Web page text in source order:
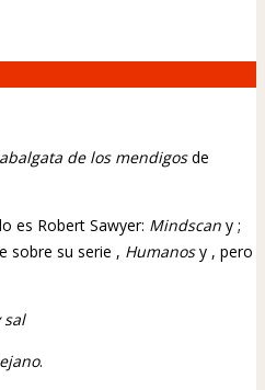
de los mendigosde
es Robert Sawyer: Mindscan y ;
sobre su serie , Humanosy , pero
sal
.